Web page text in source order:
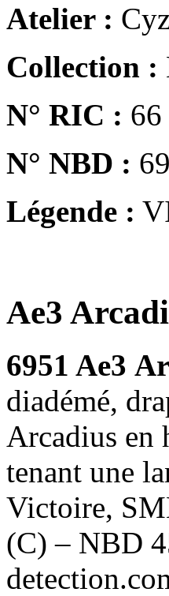
Atelier :
Collection :
N° RIC : 66
N° NBD :
Légende :
Ae3
6951 Ae3
diadémé,
Arcadius en
tenant une
Victoire,
(C) – NBD